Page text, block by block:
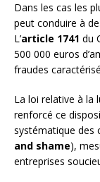
Dans les cas les
peut conduire à
L’article 1741 du
500 000 euros
fraudes
La loi relative à la
renforcé ce
systématique des
and shame),
entreprises